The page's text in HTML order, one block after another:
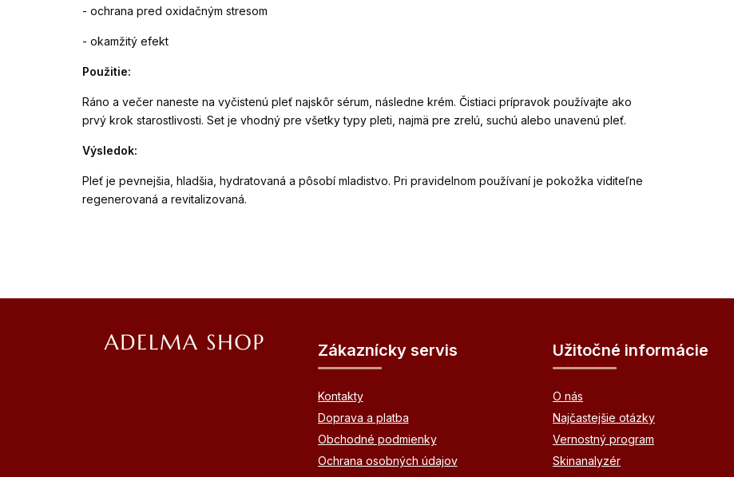
- ochrana pred oxidačným stresom
- okamžitý efekt
Použitie:
Ráno a večer naneste na vyčistenú pleť najskôr sérum, následne krém. Čistiaci prípravok používajte ako
prvý krok starostlivosti. Set je vhodný pre všetky typy pleti, najmä pre zrelú, suchú alebo unavenú pleť.
Výsledok:
Pleť je pevnejšia, hladšia, hydratovaná a pôsobí mladistvo. Pri pravidelnom používaní je pokožka viditeľne
regenerovaná a revitalizovaná.
Zákaznícky servis
Kontakty
Doprava a platba
Obchodné podmienky
Ochrana osobných údajov
Užitočné informácie
O nás
Najčastejšie otázky
Vernostný program
Skinanalyzér